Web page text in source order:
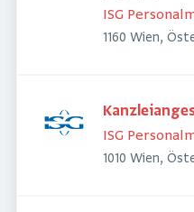
ISG
1160 Wien,
ISG
1010 Wien,